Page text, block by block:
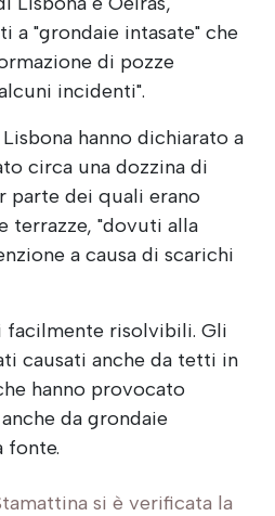
a "grondaie intasate" che
di pozze
incidenti".
hanno dichiarato a
circa una dozzina di
parte dei quali erano
terrazze, "dovuti alla
a causa di scarichi
facilmente risolvibili. Gli
causati anche da tetti in
hanno provocato
da grondaie
fonte.
si è verificata la